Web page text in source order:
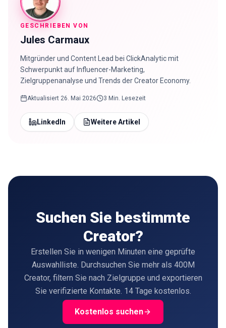
GESCHRIEBEN VON
Jules Carmaux
Mitgründer und Content Lead bei ClickAnalytic mit
Schwerpunkt auf Influencer-Marketing,
Zielgruppenanalyse und Trends der Creator Economy.
Aktualisiert 26. Mai 2026 3 Min. Lesezeit
LinkedIn Weitere Artikel
Suchen Sie bestimmte
Creator?
Erstellen Sie in wenigen Minuten eine geprüfte
Auswahlliste. Durchsuchen Sie mehr als 400M
Creator, filtern Sie nach Zielgruppe und exportieren
Sie verifizierte Kontakte. 14 Tage kostenlos.
Kostenlos suchen